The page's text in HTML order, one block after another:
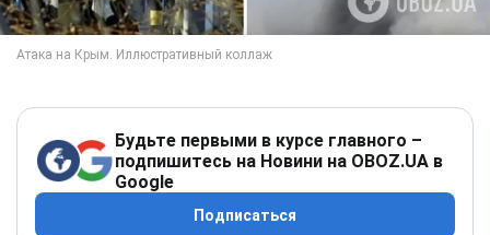
Будьте первыми в курсе главного –
подпишитесь на Новини на OBOZ.UA в
Google
Подписаться